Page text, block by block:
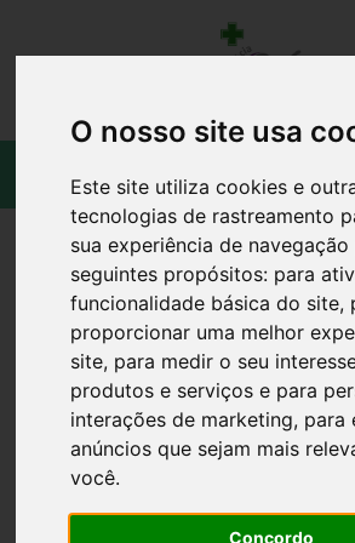
O nosso site usa
Este site utiliza cookies e
tecnologias de rastreamento
sua experiência de
seguintes propósitos: para
funcionalidade básica do site,
proporcionar uma melhor
site, para medir o seu
produtos e serviços e para
interações de marketing, para
anúncios que sejam mais
você.
Concordo